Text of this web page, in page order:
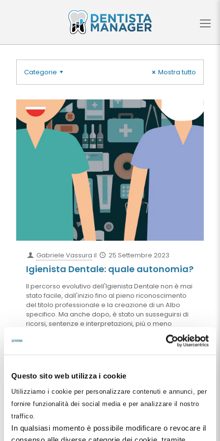
Questo sito web utilizza i cookie
Utilizziamo i cookie per personalizzare contenuti e annunci, per
fornire funzionalità dei social media e per analizzare il nostro
traffico.
In qualsiasi momento è possibile modificare o revocare il
Categorie Mostra tutto
Gabriele Vassura il 25 Settembre 2023
Igienista Dentale: quale autonomia?
Il percorso evolutivo dell'Igienista Dentale non è mai
stato facile, dall'inizio fino al pieno riconoscimento
del titolo professionale e la creazione di un Albo
specifico. Ma anche dopo, è stato un susseguirsi di
ricorsi, sentenze e interpretazioni, più o meno
autentiche, del diritto dell'Igienista di operare in
autonomia. Sul concetto di autonomia, purtroppo, il
i giudici. E' quello che abbiamo fatto in questo
articolo: un tentativo che avrà almeno il merito di
essere imparziale, anche se questo dovesse
scontentare tutti.
Leggi tutto